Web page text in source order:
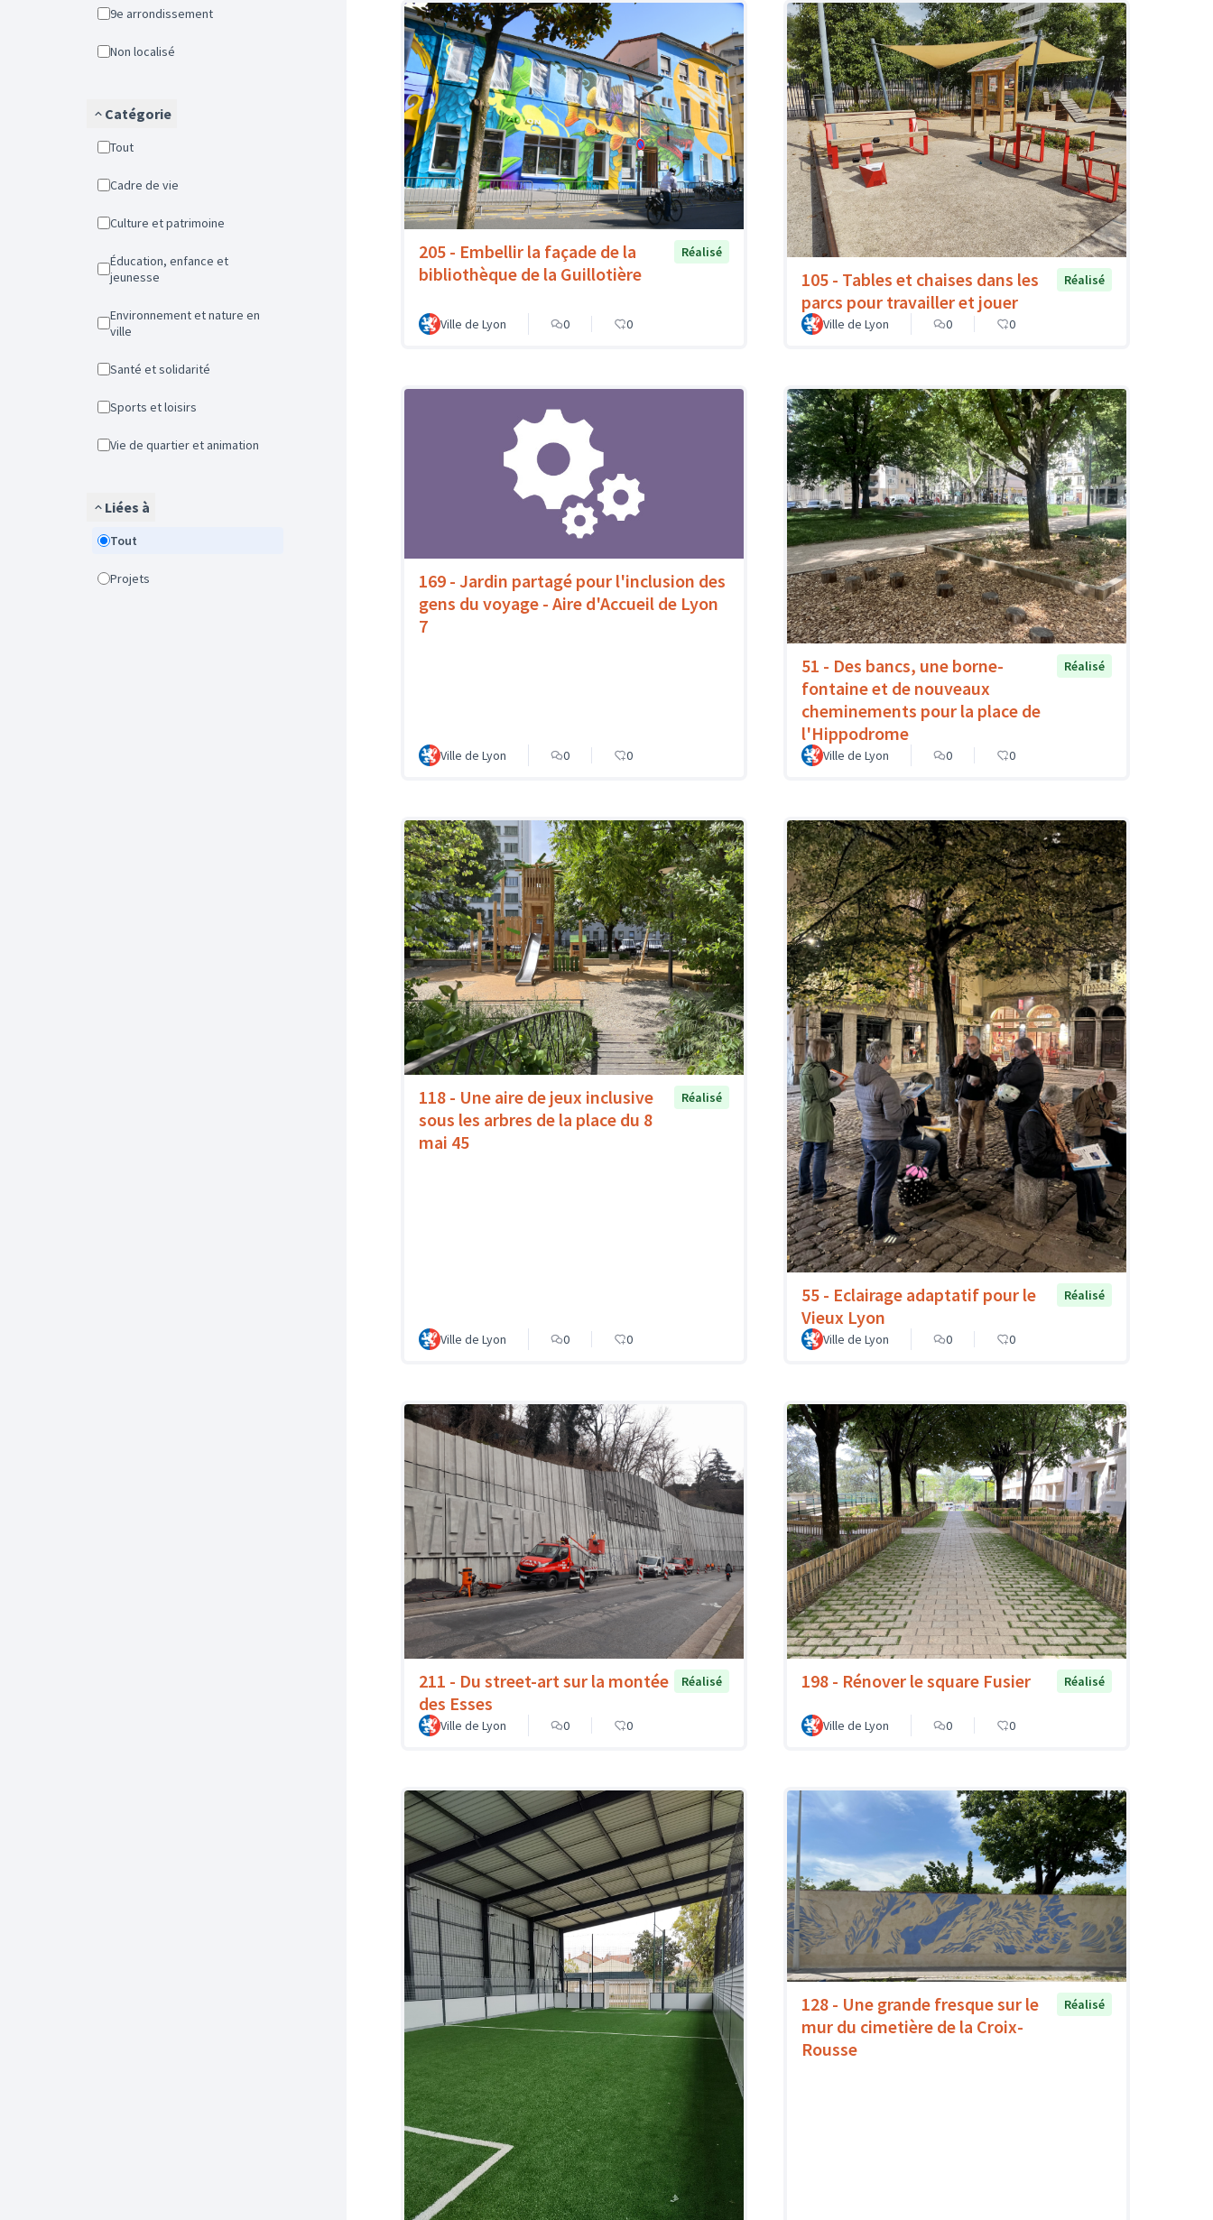
9e arrondissement
Non localisé
Catégorie
Tout
Cadre de vie
Culture et patrimoine
Éducation, enfance et
jeunesse
Environnement et nature en
ville
Santé et solidarité
Sports et loisirs
Vie de quartier et animation
Liées à
Tout
Projets
205 - Embellir la façade de la
bibliothèque de la Guillotière
Réalisé
Ville de Lyon 0 0
105 - Tables et chaises dans les
parcs pour travailler et jouer
Réalisé
Ville de Lyon 0 0
169 - Jardin partagé pour l'inclusion des
gens du voyage - Aire d'Accueil de Lyon
7
Ville de Lyon 0 0
51 - Des bancs, une borne-
fontaine et de nouveaux
cheminements pour la place de
l'Hippodrome
Réalisé
Ville de Lyon 0 0
118 - Une aire de jeux inclusive
sous les arbres de la place du 8
mai 45
Réalisé
Ville de Lyon 0 0
55 - Eclairage adaptatif pour le
Vieux Lyon
Réalisé
Ville de Lyon 0 0
211 - Du street-art sur la montée
des Esses
Réalisé
Ville de Lyon 0 0
198 - Rénover le square Fusier Réalisé
Ville de Lyon 0 0
128 - Une grande fresque sur le
mur du cimetière de la Croix-
Rousse
Réalisé